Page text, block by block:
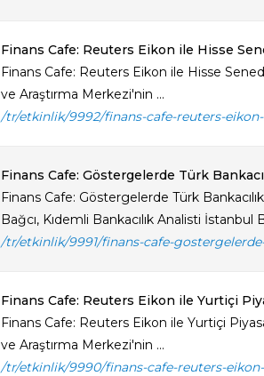
Finans Cafe: Reuters Eikon ile Hisse
Finans Cafe: Reuters Eikon ile Hisse
ve Araştırma Merkezi'nin ...
/tr/etkinlik/9992/finans-cafe-reuters-
Finans Cafe: Göstergelerde Türk
Finans Cafe: Göstergelerde Türk
Bağcı, Kıdemli Bankacılık Analisti
/tr/etkinlik/9991/finans-cafe-
Finans Cafe: Reuters Eikon ile Yurtiçi
Finans Cafe: Reuters Eikon ile Yurtiçi
ve Araştırma Merkezi'nin ...
/tr/etkinlik/9990/finans-cafe-reuters-